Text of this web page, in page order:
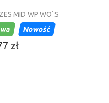
MID WP WO`S
Nowość
zł